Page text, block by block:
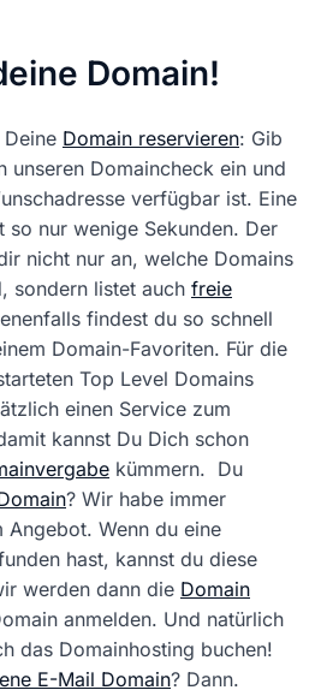
Domain!
Domain reservieren: Gib
unseren Domaincheck ein und
verfügbar ist. Eine
so nur wenige Sekunden. Der
nicht nur an, welche Domains
sondern listet auch freie
findest du so schnell
Domain-Favoriten. Für die
Top Level Domains
einen Service zum
kannst Du Dich schon
kümmern. Du
? Wir habe immer
Wenn du eine
hast, kannst du diese
werden dann die Domain
anmelden. Und natürlich
das Domainhosting buchen!
E-Mail Domain? Dann.